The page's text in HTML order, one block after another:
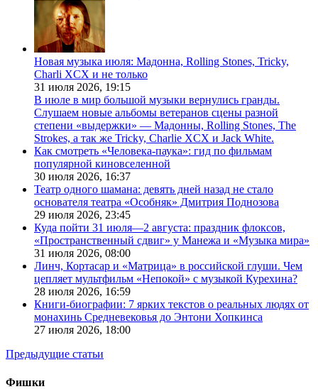
Новая музыка июля: Мадонна, Rolling Stones, Tricky,
Charli XCX и не только
31 июля 2026, 19:15
В июле в мир большой музыки вернулись гранды.
Слушаем новые альбомы ветеранов сцены разной
степени «выдержки» — Мадонны, Rolling Stones, The
Strokes, а так же Tricky, Charlie XCX и Jack White.
Как смотреть «Человека-паука»: гид по фильмам
популярной киновселенной
30 июля 2026, 16:37
Театр одного шамана: девять дней назад не стало
основателя театра «Особняк» Дмитрия Поднозова
29 июля 2026, 23:45
Куда пойти 31 июля—2 августа: праздник флоксов,
«Пространственный сдвиг» у Манежа и «Музыка мира»
31 июля 2026, 08:00
Линч, Кортасар и «Матрица» в российской глуши. Чем
цепляет мультфильм «Непокой» с музыкой Курехина?
28 июля 2026, 16:59
Книги-биографии: 7 ярких текстов о реальных людях от
монахинь Средневековья до Энтони Хопкинса
27 июля 2026, 18:00
Предыдущие статьи
Фишки